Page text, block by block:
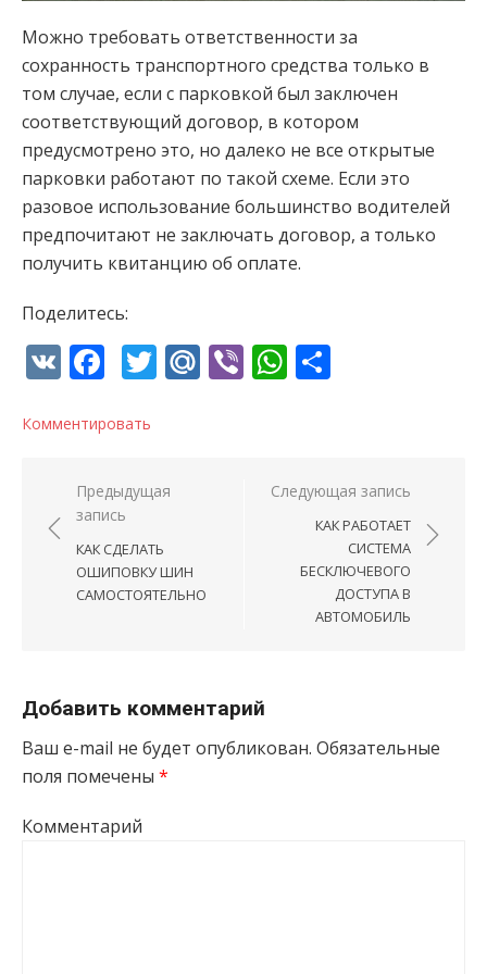
Можно требовать ответственности за
сохранность транспортного средства только в
том случае, если с парковкой был заключен
соответствующий договор, в котором
предусмотрено это, но далеко не все открытые
парковки работают по такой схеме. Если это
разовое использование большинство водителей
предпочитают не заключать договор, а только
получить квитанцию об оплате.
Поделитесь:
VK Facebook
Twitter
Mail.Ru
ViberWhatsApp
Комментировать
Навигация по записям
Предыдущая
запись
КАК СДЕЛАТЬ
ОШИПОВКУ ШИН
САМОСТОЯТЕЛЬНО
Следующая запись
КАК РАБОТАЕТ
СИСТЕМА
БЕСКЛЮЧЕВОГО
ДОСТУПА В
АВТОМОБИЛЬ
Добавить комментарий
Ваш e-mail не будет опубликован. Обязательные
поля помечены *
Комментарий